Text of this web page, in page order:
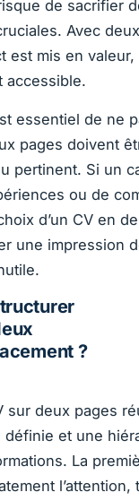
de sacrifier
Avec
est mis en valeur,
accessible.
essentiel de ne
pages doivent
pertinent. Si un
ou de
d’un CV en
une impression
?
sur deux pages
définie et une
La
l’attention,